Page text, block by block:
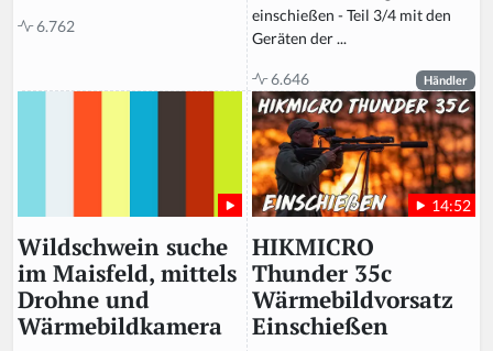
6.762
einschießen - Teil 3/4 mit den
Geräten der ...
6.646 Händler
Wildschwein suche
im Maisfeld, mittels
Drohne und
Wärmebildkamera
14:52
HIKMICRO
Thunder 35c
Wärmebildvorsatz
Einschießen